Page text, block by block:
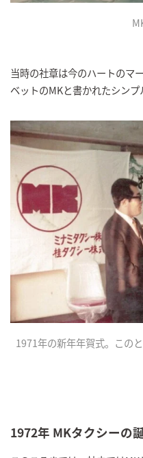
当時の社章は今のハートのマ
ベットのMKと書かれたシンプ
1971年の新年年賀式。この
1972年 MKタクシーの